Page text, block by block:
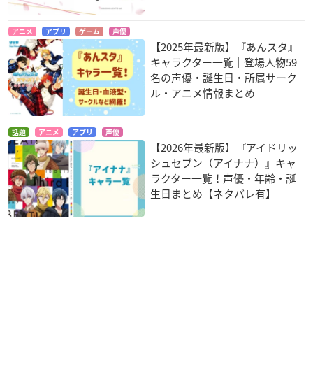
アニメ アプリ ゲーム 声優
【2025年最新版】『あんスタ』
キャラクター一覧｜登場人物59
名の声優・誕生日・所属サーク
ル・アニメ情報まとめ
話題 アニメ アプリ 声優
【2026年最新版】『アイドリッ
シュセブン（アイナナ）』キャ
ラクター一覧！声優・年齢・誕
生日まとめ【ネタバレ有】